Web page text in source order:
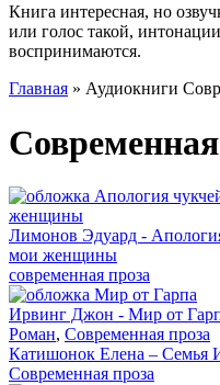
Книга интересная, но
или голос такой,
воспринимаются.
Главная » Аудиокниги
Лимонов Эдуард -
мои женщины
современная проза
Ирвинг Джон - Мир от
Роман, Современная проза
Катишонок Елена – Семья
Современная проза